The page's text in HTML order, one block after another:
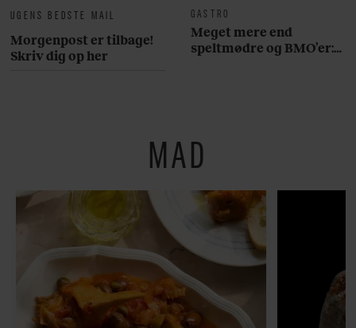
UGENS BEDSTE MAIL
Morgenpost er tilbage!
Skriv dig op her
GASTRO
Meget mere end
speltmødre og BMO’er:
MAD